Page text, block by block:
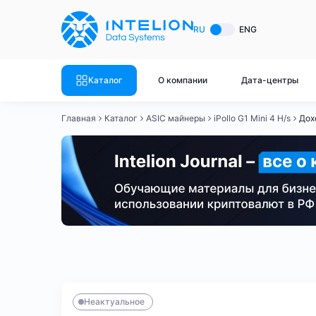
RU ENG
Каталог О компании Дата-центры
ASIC майнеры
Canaan
Innosilicon
Готовый
Готовый
Готовый
Готовый
Готовый
Главная Каталог ASIC майнеры iPollo G1 Mini 4 H/s
Неактуальное